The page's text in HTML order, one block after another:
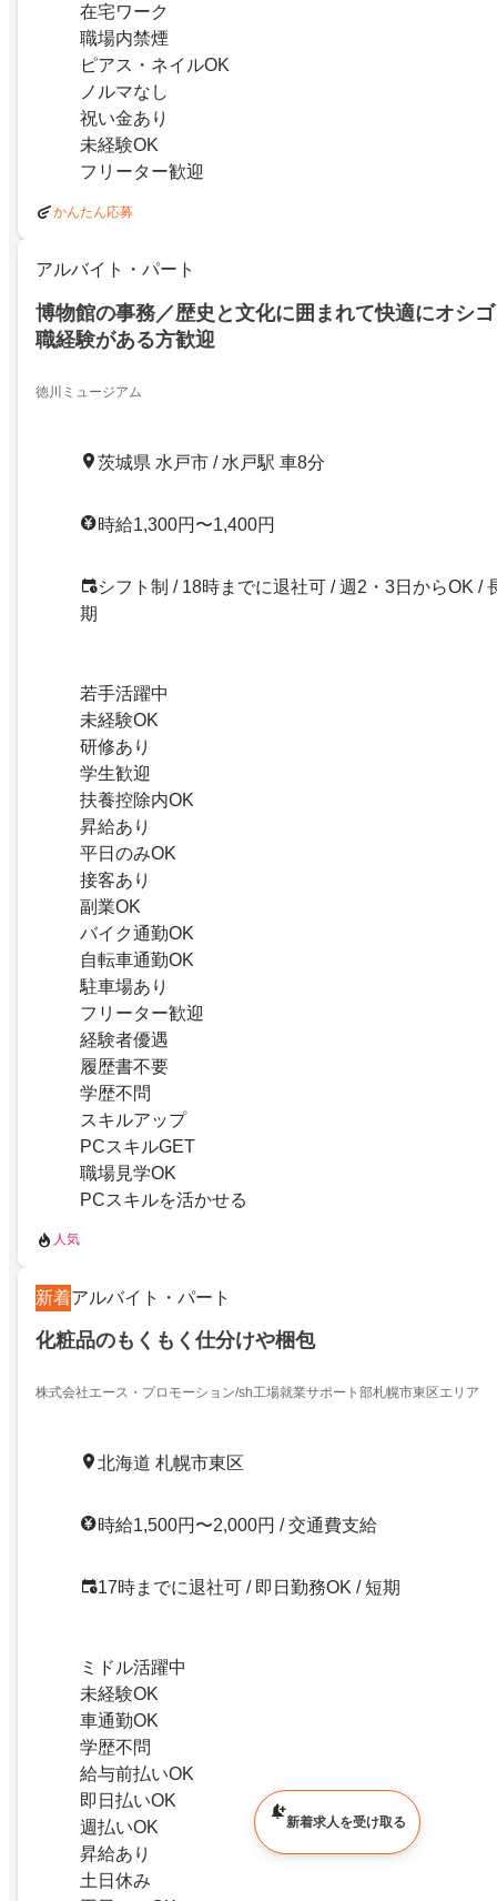
在宅ワーク
職場内禁煙
ピアス・ネイルOK
ノルマなし
祝い金あり
未経験OK
フリーター歓迎
かんたん応募
アルバイト・パート
博物館の事務／歴史と文化に囲まれて快適にオシ
職経験がある方歓迎
徳川ミュージアム
茨城県 水戸市 / 水戸駅 車8分
時給1,300円〜1,400円
シフト制 / 18時までに退社可 / 週2・3日からOK /
期
若手活躍中
未経験OK
研修あり
学生歓迎
扶養控除内OK
昇給あり
平日のみOK
接客あり
副業OK
バイク通勤OK
自転車通勤OK
駐車場あり
フリーター歓迎
経験者優遇
履歴書不要
学歴不問
スキルアップ
PCスキルGET
職場見学OK
PCスキルを活かせる
人気
新着アルバイト・パート
化粧品のもくもく仕分けや梱包
株式会社エース・プロモーション/sh工場就業サポート部札幌市東区エリア
北海道 札幌市東区
時給1,500円〜2,000円 / 交通費支給
17時までに退社可 / 即日勤務OK / 短期
ミドル活躍中
未経験OK
車通勤OK
学歴不問
給与前払いOK
即日払いOK
週払いOK
昇給あり
土日休み
新着求人を受け取る